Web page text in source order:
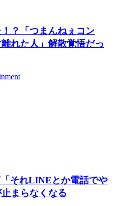
？「つまんねぇコン
れた人」解散覚悟だっ
それLINEとか電話でや
まらなくなる